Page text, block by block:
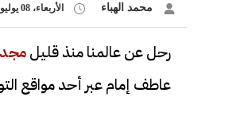
محمد الهباء الأربعاء، 08 يوليو 2026 12:43 م
رحل عن عالمنا منذ قليل
عاطف إمام عبر أحد مواقع